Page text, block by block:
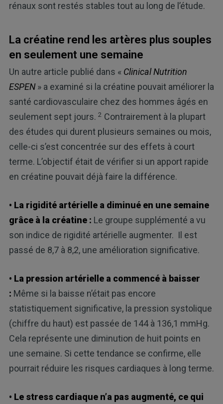
rénaux sont restés stables tout au long de l’étude.
La créatine rend les artères plus souples
en seulement une semaine
Un autre article publié dans « Clinical Nutrition
ESPEN» a examiné si la créatine pouvait améliorer la
santé cardiovasculaire chez des hommes âgés en
seulement sept jours. 2 Contrairement à la plupart
des études qui durent plusieurs semaines ou mois,
celle-ci s’est concentrée sur des effets à court
terme. L’objectif était de vérifier si un apport rapide
en créatine pouvait déjà faire la différence.
• La rigidité artérielle a diminué en une semaine
grâce à la créatine : Le groupe supplémenté a vu
son indice de rigidité artérielle augmenter. Il est
passé de 8,7 à 8,2, une amélioration significative.
• La pression artérielle a commencé à baisser
: Même si la baisse n’était pas encore
statistiquement significative, la pression systolique
(chiffre du haut) est passée de 144 à 136,1 mmHg.
Cela représente une diminution de huit points en
une semaine. Si cette tendance se confirme, elle
pourrait réduire les risques cardiaques à long terme.
• Le stress cardiaque n’a pas augmenté, ce qui